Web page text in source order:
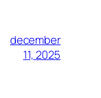
december
11, 2025